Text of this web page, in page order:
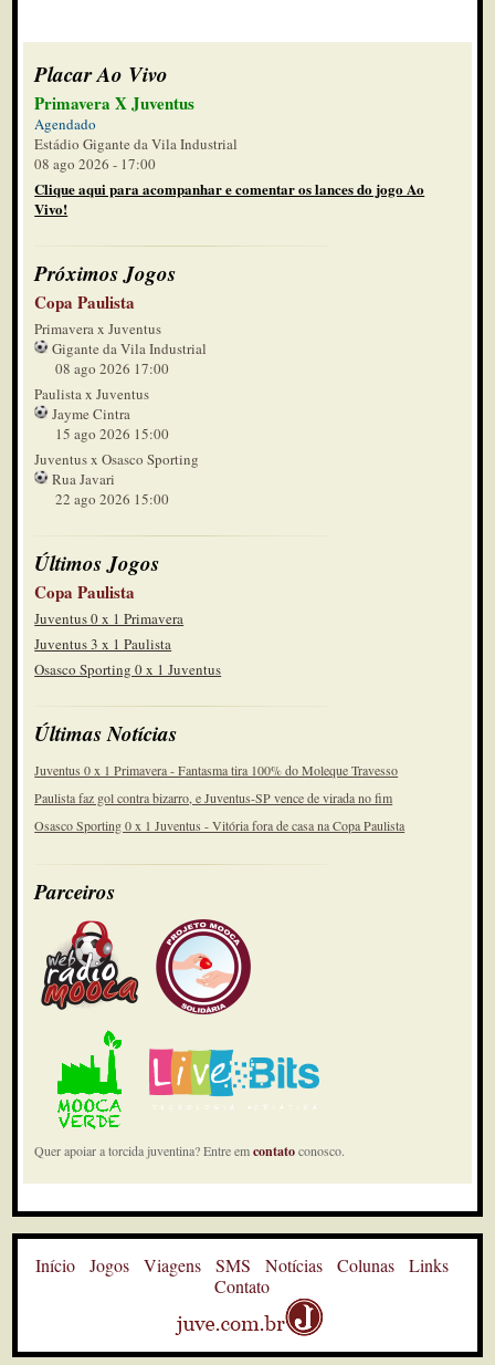
Placar Ao Vivo
Primavera X Juventus
Agendado
Estádio Gigante da Vila Industrial
08 ago 2026 - 17:00
Clique aqui para acompanhar e comentar os lances do jogo Ao
Vivo!
Próximos Jogos
Copa Paulista
Primavera x Juventus
Gigante da Vila Industrial
08 ago 2026 17:00
Paulista x Juventus
Jayme Cintra
15 ago 2026 15:00
Juventus x Osasco Sporting
Rua Javari
22 ago 2026 15:00
Últimos Jogos
Copa Paulista
Juventus 0 x 1 Primavera
Juventus 3 x 1 Paulista
Osasco Sporting 0 x 1 Juventus
Últimas Notícias
Juventus 0 x 1 Primavera - Fantasma tira 100% do Moleque Travesso
Paulista faz gol contra bizarro, e Juventus-SP vence de virada no fim
Osasco Sporting 0 x 1 Juventus - Vitória fora de casa na Copa Paulista
Parceiros
Quer apoiar a torcida juventina? Entre emcontatoconosco.
Início Jogos Viagens SMS Notícias Colunas
Links
Contato